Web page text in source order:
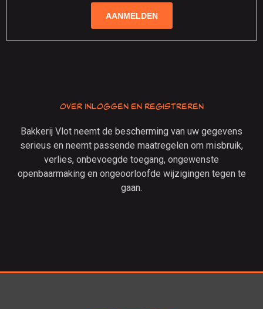
Over inloggen en registreren
Bakkerij Vlot neemt de bescherming van uw gegevens
serieus en neemt passende maatregelen om misbruik,
verlies, onbevoegde toegang, ongewenste
openbaarmaking en ongeoorloofde wijzigingen tegen te
gaan.